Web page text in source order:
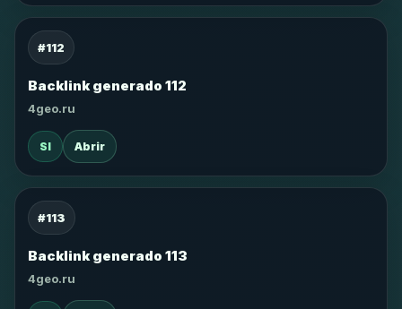
#112
Backlink generado 112
4geo.ru
SI Abrir
#113
Backlink generado 113
4geo.ru